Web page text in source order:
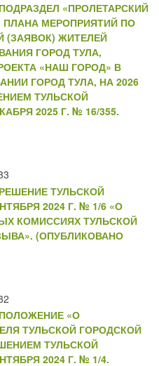
«ПРОЛЕТАРСКИЙ
ПЛАНА МЕРОПРИЯТИЙ ПО
(ЗАЯВОК) ЖИТЕЛЕЙ
ГОРОД ТУЛА,
«НАШ ГОРОД» В
ГОРОД ТУЛА, НА 2026
ТУЛЬСКОЙ
2025 Г. № 16/355.
ТУЛЬСКОЙ
2024 Г. № 1/6 «О
КОМИССИЯХ ТУЛЬСКОЙ
(ОПУБЛИКОВАНО
«О
ТУЛЬСКОЙ ГОРОДСКОЙ
ТУЛЬСКОЙ
2024 Г. № 1/4.